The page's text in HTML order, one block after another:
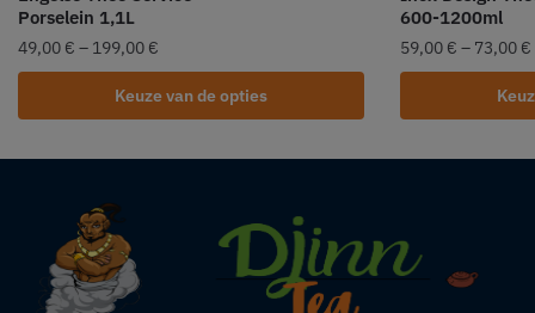
Porselein 1,1L
49,00 € – 199,00 €
Keuze van de opties
600-1200ml
59,00 € – 73,00 €